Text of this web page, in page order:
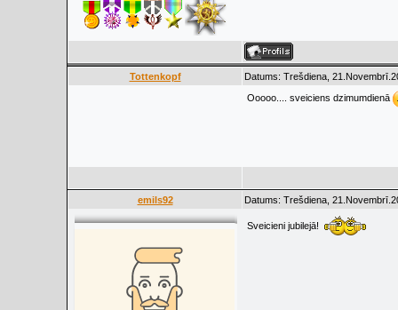
Tottenkopf Datums: Trešdiena,
Ooooo.... sveiciens dzimumdienā
emils92 Datums: Trešdiena,
Sveicieni jubilejā!